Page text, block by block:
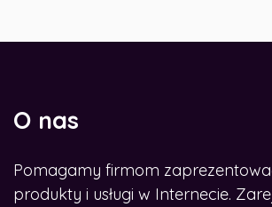
O nas
Pomagamy firmom
produkty i usługi w Internecie.